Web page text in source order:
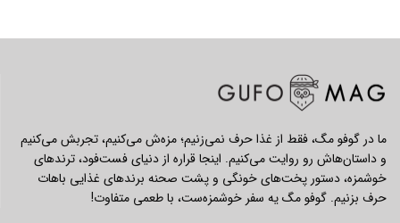
ما در گوفو مگ، فقط از غذا حرف نمی‌زنیم؛ مزه‌ش می‌کنیم، تجربش می‌کنیم
و داستان‌هاش رو روایت می‌کنیم. اینجا قراره از دنیای فست‌فود، ترندهای
خوشمزه، دستور پخت‌های خونگی و پشت صحنه برندهای غذایی باهات
حرف بزنیم. گوفو مگ یه سفر خوشمزه‌ست، با طعمی متفاوت!